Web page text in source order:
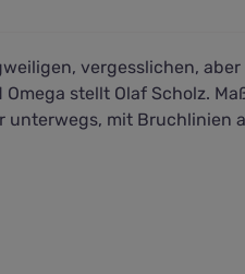
vergesslichen,
stellt Olaf Scholz.
unterwegs, mit Bruchlinien